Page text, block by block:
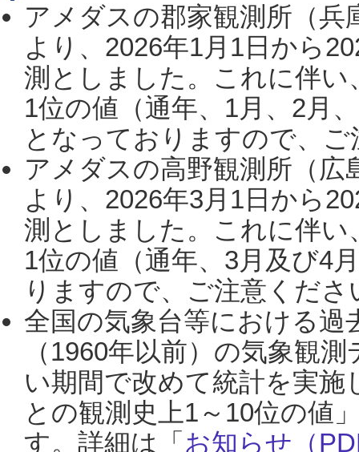
アメダスの郡家観測所（
より、2026年1月1日から
測としました。これに伴い
1位の値（通年、1月、2月
となっておりますので、
アメダスの高野観測所（
より、2026年3月1日から
測としました。これに伴い
1位の値（通年、3月及び4
りますので、ご注意くだ
全国の気象台等における過
（1960年以前）の気象観
い期間で改めて統計を実
との観測史上1～10位の値
す。詳細は「 お知らせ（